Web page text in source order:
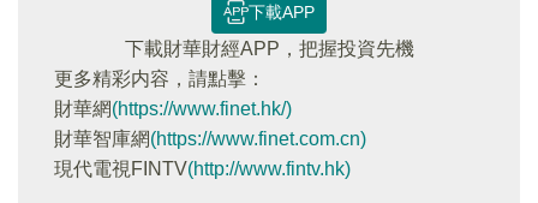
下載APP
下載財華財經APP，把握投資先機
更多精彩内容，請點擊：
財華網(https://www.finet.hk/)
財華智庫網(https://www.finet.com.cn)
現代電視FINTV(http://www.fintv.hk)